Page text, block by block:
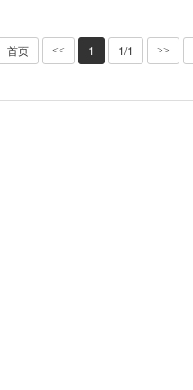
首页 << 1 1/1 >>